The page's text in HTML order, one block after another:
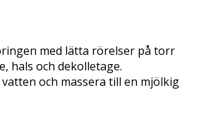
med lätta rörelser på torr
hals och dekolletage.
och massera till en mjölkig